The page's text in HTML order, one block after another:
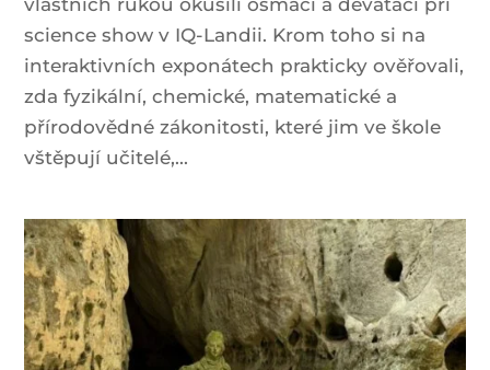
science show v IQ-Landii. Krom toho si na
interaktivních exponátech prakticky ověřovali,
zda fyzikální, chemické, matematické a
přírodovědné zákonitosti, které jim ve škole
vštěpují učitelé,...